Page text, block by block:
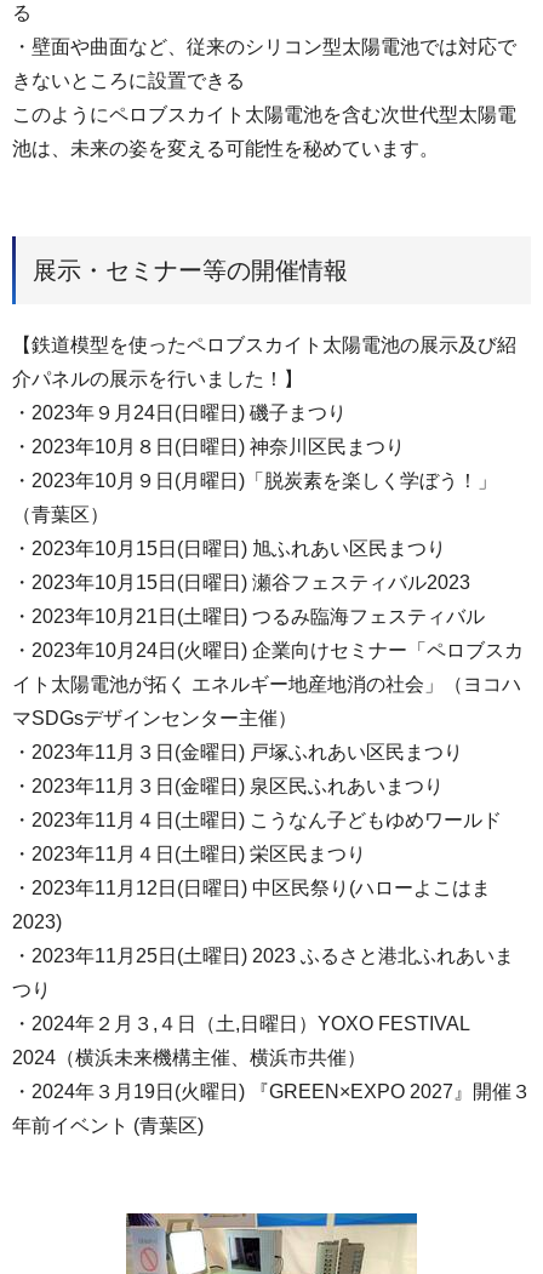
る
・壁面や曲面など、従来のシリコン型太陽電池では対応で
きないところに設置できる
このようにペロブスカイト太陽電池を含む次世代型太陽電
池は、未来の姿を変える可能性を秘めています。
展示・セミナー等の開催情報
【鉄道模型を使ったペロブスカイト太陽電池の展示及び紹
介パネルの展示を行いました！】
・2023年９月24日(日曜日) 磯子まつり
・2023年10月８日(日曜日) 神奈川区民まつり
・2023年10月９日(月曜日)「脱炭素を楽しく学ぼう！」
（青葉区）
・2023年10月15日(日曜日) 旭ふれあい区民まつり
・2023年10月15日(日曜日) 瀬谷フェスティバル2023
・2023年10月21日(土曜日) つるみ臨海フェスティバル
・2023年10月24日(火曜日) 企業向けセミナー「ペロブスカ
イト太陽電池が拓く エネルギー地産地消の社会」（ヨコハ
マSDGsデザインセンター主催）
・2023年11月３日(金曜日) 戸塚ふれあい区民まつり
・2023年11月３日(金曜日) 泉区民ふれあいまつり
・2023年11月４日(土曜日) こうなん子どもゆめワールド
・2023年11月４日(土曜日) 栄区民まつり
・2023年11月12日(日曜日) 中区民祭り(ハローよこはま
2023)
・2023年11月25日(土曜日) 2023 ふるさと港北ふれあいま
つり
・2024年２月３,４日（土,日曜日）YOXO FESTIVAL
2024（横浜未来機構主催、横浜市共催）
・2024年３月19日(火曜日) 『GREEN×EXPO 2027』開催３
年前イベント (青葉区)